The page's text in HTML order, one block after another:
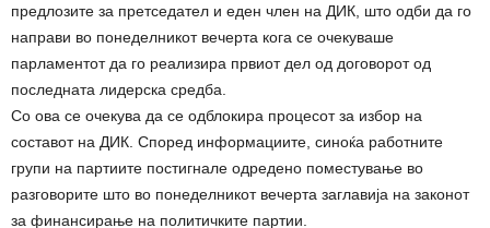
предлозите за претседател и еден член на ДИК, што одби да го
направи во понеделникот вечерта кога се очекуваше
парламентот да го реализира првиот дел од договорот од
последната лидерска средба.
Со ова се очекува да се одблокира процесот за избор на
составот на ДИК. Според информациите, синоќа работните
групи на партиите постигнале одредено поместување во
разговорите што во понеделникот вечерта заглавија на законот
за финансирање на политичките партии.